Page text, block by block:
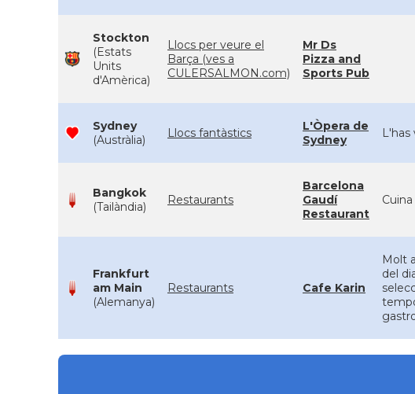
Stockton
(Estats
Units
d'Amèrica)
Llocs per veure el
Barça (ves a
CULERSALMON.com)
Mr Ds
Pizza and
Sports Pub
Sydney
(Austràlia)
Llocs fantàstics
L'Òpera de
Sydney
L'has
Bangkok
(Tailàndia)
Restaurants
Barcelona
Gaudí
Restaurant
Frankfurt
am Main
(Alemanya)
Restaurants Cafe Karin
Molt
del